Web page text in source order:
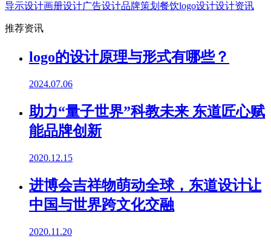
导示设计画册设计广告设计品牌策划 餐饮logo设计设计资讯
推荐资讯
logo的设计原理与形式有哪些？
2024.07.06
助力“量子世界”科教未来 东道匠心赋
能品牌创新
2020.12.15
进博会吉祥物萌动全球，东道设计让
中国与世界跨文化交融
2020.11.20